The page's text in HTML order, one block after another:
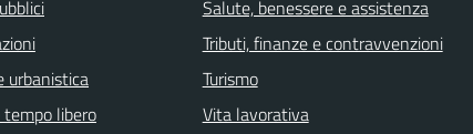
urbanistica
libero
Salute, benessere e assistenza
Tributi, finanze e contravvenzioni
Turismo
Vita lavorativa